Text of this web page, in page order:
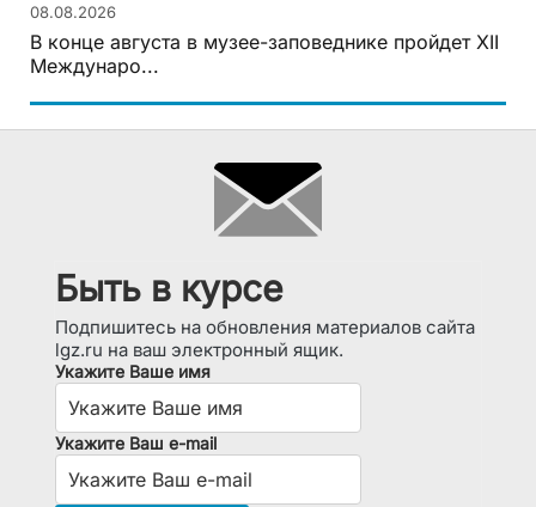
08.08.2026
В конце августа в музее-заповеднике пройдет XII
Междунаро...
Быть в курсе
Подпишитесь на обновления материалов сайта
lgz.ru на ваш электронный ящик.
Укажите Ваше имя
Укажите Ваш e-mail